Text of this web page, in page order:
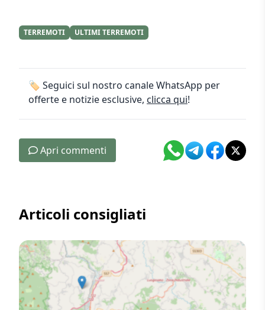
TERREMOTI ULTIMI TERREMOTI
🏷️ Seguici sul nostro canale WhatsApp per
offerte e notizie esclusive, clicca qui!
Apri commenti
Articoli consigliati